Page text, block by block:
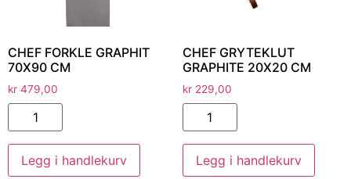
CHEF FORKLE GRAPHIT
70X90 CM
kr 479,00
Legg i handlekurv
CHEF GRYTEKLUT
GRAPHITE 20X20 CM
kr229,00
Legg i handlekurv